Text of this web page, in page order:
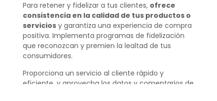
Para retener y fidelizar a tus clientes, ofrece
consistencia en la calidad de tus productos o
serviciosy garantiza una experiencia de compra
positiva. Implementa programas de fidelización
que reconozcan y premien la lealtad de tus
consumidores.
Proporciona un servicio al cliente rápido y
eficiente, y aprovecha los datos y comentarios de